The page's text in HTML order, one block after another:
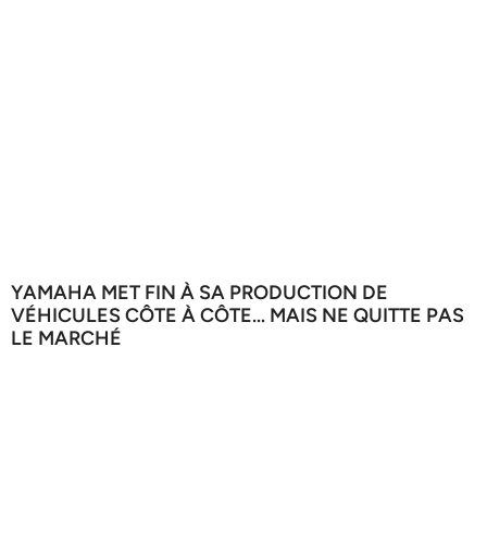
YAMAHA MET FIN À SA PRODUCTION DE
VÉHICULES CÔTE À CÔTE… MAIS NE QUITTE PAS
LE MARCHÉ